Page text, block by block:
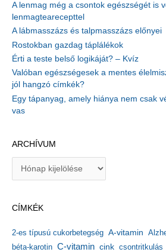
A lenmag még a csontok egészségét is
lenmagtearecepttel
A lábmasszázs és talpmasszázs előnyei
Rostokban gazdag táplálékok
Érti a teste belső logikáját? – Kvíz
Valóban egészségesek a mentes
jól hangzó címkék?
Egy tápanyag, amely hiánya nem csak
vas
ARCHÍVUM
í
u
m
CÍMKÉK
2-es típusú cukorbetegség A-vitamin
béta-karotin C-vitamin cink csontritkulás